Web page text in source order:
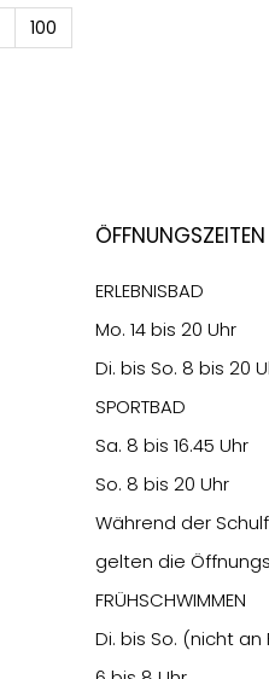
100
Öffnungszeiten
ERLEBNISBAD
Mo. 14 bis 20 Uhr
Di. bis So. 8 bis 20
SPORTBAD
Sa. 8 bis 16.45 Uhr
So. 8 bis 20 Uhr
Während der
gelten die
FRÜHSCHWIMMEN
Di. bis So. (nicht